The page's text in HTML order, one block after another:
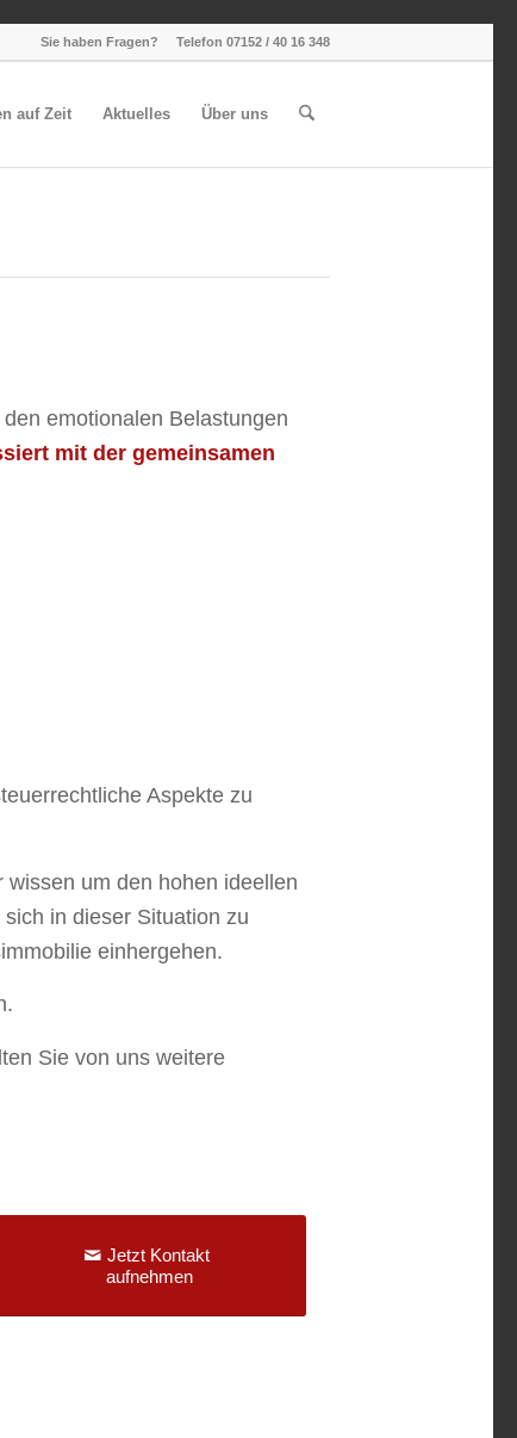
Sie haben Fragen? Telefon 07152 / 40 16 348
auf Zeit Aktuelles Über uns
emotionalen Belastungen
mit der gemeinsamen
Aspekte zu
um den hohen ideellen
in dieser Situation zu
einhergehen.
Sie von uns weitere
Jetzt Kontakt
aufnehmen